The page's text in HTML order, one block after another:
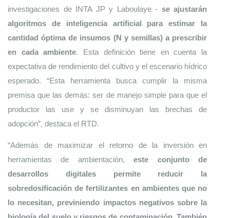
investigaciones de INTA JP y Laboulaye - se ajustarán
algoritmos de inteligencia artificial para estimar la
cantidad óptima de insumos (N y semillas) a prescribir
en cada ambiente. Esta definición tiene en cuenta la
expectativa de rendimiento del cultivo y el escenario hídrico
esperado. “Esta herramienta busca cumplir la misma
premisa que las demás: ser de manejo simple para que el
productor las use y se disminuyan las brechas de
adopción”, destaca el RTD.
“Además de maximizar el retorno de la inversión en
herramientas de ambientación, este conjunto de
desarrollos digitales permite reducir la
sobredosificación de fertilizantes en ambientes que no
lo necesitan, previniendo impactos negativos sobre la